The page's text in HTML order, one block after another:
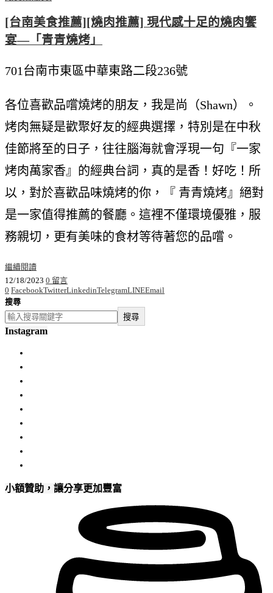
[台南美食推薦][燒肉推薦] 現代感十足的燒肉饗
宴—「青青燒烤」
701台南市東區中華東路二段236號
各位喜歡品嚐燒烤的朋友，我是尚（Shawn）。
烤肉無疑是歡聚好友的經典選擇，特別是在中秋
佳節將至的日子，往往腦海就會浮現一句『一家
烤肉萬家香』的經典台詞，真的是香！好吃！所
以，對於喜歡品味燒烤的你，『 青青燒烤』絕對
是一家值得推薦的餐廳。這裡不僅環境優雅，服
務親切，更有美味的食材等待著您的品嚐。
繼續閱讀
12/18/2023 0 留言
0 FacebookTwitterLinkedinTelegramLINEEmail
搜尋
搜尋
Instagram
小額贊助，讓分享更加豐富